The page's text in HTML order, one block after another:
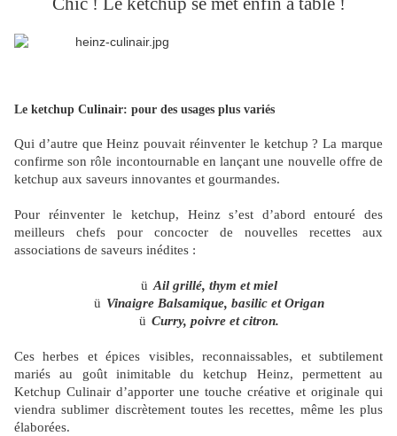
Le ketchup Culinair: pour des usages plus variés
Qui d’autre que Heinz pouvait réinventer le ketchup ? La marque
confirme son rôle incontournable en lançant une nouvelle offre de
ketchup aux saveurs innovantes et gourmandes.
Pour réinventer le ketchup, Heinz s’est d’abord entouré des
meilleurs chefs pour concocter de nouvelles recettes aux
associations de saveurs inédites :
ü Ail grillé, thym et miel
ü Vinaigre Balsamique, basilic et Origan
ü Curry, poivre et citron.
Ces herbes et épices visibles, reconnaissables, et subtilement
mariés au goût inimitable du ketchup Heinz, permettent au
Ketchup Culinair d’apporter une touche créative et originale qui
viendra sublimer discrètement toutes les recettes, même les plus
élaborées.